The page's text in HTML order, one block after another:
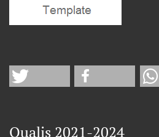
Qualis 2021-2024